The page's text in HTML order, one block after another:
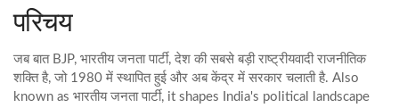
परिचय
जब बात BJP, भारतीय जनता पार्टी, देश की सबसे बड़ी राष्ट्रीयवादी राजनीतिक
शक्ति है, जो 1980 में स्थापित हुई और अब केंद्र में सरकार चलाती है. Also
known as भारतीय जनता पार्टी, it shapes India's political landscape